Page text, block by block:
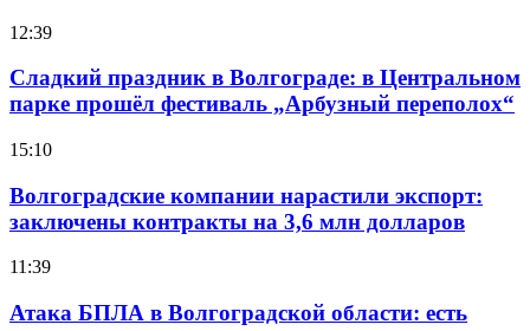
12:39
Сладкий праздник в Волгограде: в Центральном
парке прошёл фестиваль „Арбузный переполох“
15:10
Волгоградские компании нарастили экспорт:
заключены контракты на 3,6 млн долларов
11:39
Атака БПЛА в Волгоградской области: есть